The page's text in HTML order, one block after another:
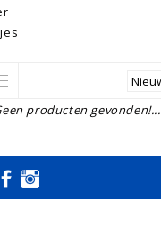
producten gevonden!...